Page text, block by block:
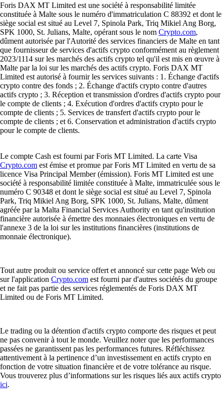
Foris DAX MT Limited est une société à responsabilité limitée
constituée à Malte sous le numéro d'immatriculation C 88392 et dont le
siège social est situé au Level 7, Spinola Park, Triq Mikiel Ang Borg,
SPK 1000, St. Julians, Malte, opérant sous le nom Crypto.com,
dûment autorisée par l'Autorité des services financiers de Malte en tant
que fournisseur de services d'actifs crypto conformément au règlement
2023/1114 sur les marchés des actifs crypto tel qu'il est mis en œuvre à
Malte par la loi sur les marchés des actifs crypto. Foris DAX MT
Limited est autorisé à fournir les services suivants : 1. Échange d'actifs
crypto contre des fonds ; 2. Échange d'actifs crypto contre d'autres
actifs crypto ; 3. Réception et transmission d'ordres d'actifs crypto pour
le compte de clients ; 4. Exécution d'ordres d'actifs crypto pour le
compte de clients ; 5. Services de transfert d'actifs crypto pour le
compte de clients ; et 6. Conservation et administration d'actifs crypto
pour le compte de clients.
Le compte Cash est fourni par Foris MT Limited. La carte Visa
Crypto.com est émise et promue par Foris MT Limited en vertu de sa
licence Visa Principal Member (émission). Foris MT Limited est une
société à responsabilité limitée constituée à Malte, immatriculée sous le
numéro C 90348 et dont le siège social est situé au Level 7, Spinola
Park, Triq Mikiel Ang Borg, SPK 1000, St. Julians, Malte, dûment
agréée par la Malta Financial Services Authority en tant qu'institution
financière autorisée à émettre des monnaies électroniques en vertu de
l'annexe 3 de la loi sur les institutions financières (institutions de
monnaie électronique).
Tout autre produit ou service offert et annoncé sur cette page Web ou
sur l'application Crypto.com est fourni par d'autres sociétés du groupe
et ne fait pas partie des services réglementés de Foris DAX MT
Limited ou de Foris MT Limited.
Le trading ou la détention d'actifs crypto comporte des risques et peut
ne pas convenir à tout le monde. Veuillez noter que les performances
passées ne garantissent pas les performances futures. Réfléchissez
attentivement à la pertinence d’un investissement en actifs crypto en
fonction de votre situation financière et de votre tolérance au risque.
Vous trouverez plus d’informations sur les risques liés aux actifs crypto
ici.